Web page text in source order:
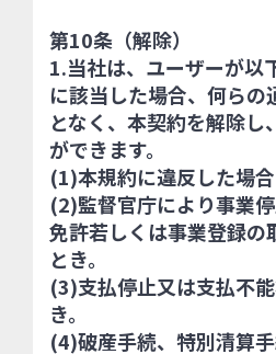
第10条（解除）
1.当社は、ユーザーが以
に該当した場合、何らの
となく、本契約を解除し
ができます。
(1)本規約に違反した場合
(2)監督官庁により事業
免許若しくは事業登録の
とき。
(3)支払停止又は支払不
き。
(4)破産手続、特別清算